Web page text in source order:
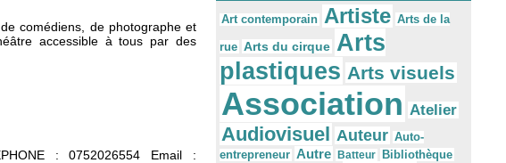
comédiens, de photographe et
accessible à tous par des
: 0752026554 Email :
Art contemporain Artiste Arts de la
rue Arts du cirque Arts
plastiques Arts visuels
Association Atelier
Audiovisuel Auteur Auto-
entrepreneur Autre Batteur Bibliothèque